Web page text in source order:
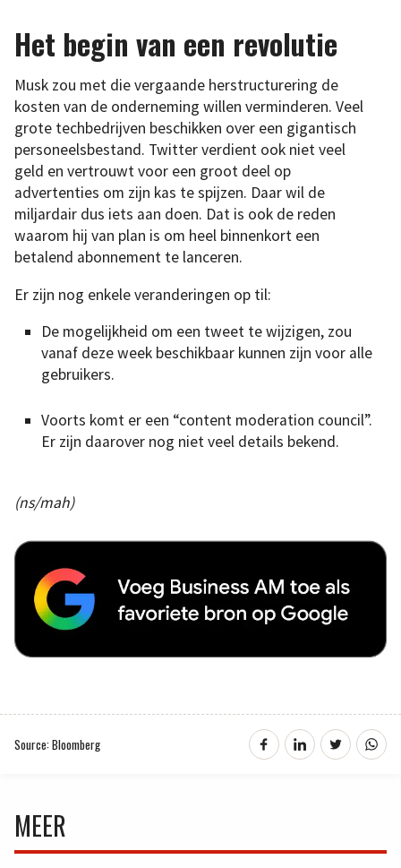
Het begin van een revolutie
Musk zou met die vergaande herstructurering de
kosten van de onderneming willen verminderen. Veel
grote techbedrijven beschikken over een gigantisch
personeelsbestand. Twitter verdient ook niet veel
geld en vertrouwt voor een groot deel op
advertenties om zijn kas te spijzen. Daar wil de
miljardair dus iets aan doen. Dat is ook de reden
waarom hij van plan is om heel binnenkort een
betalend abonnement te lanceren.
Er zijn nog enkele veranderingen op til:
De mogelijkheid om een tweet te wijzigen, zou
vanaf deze week beschikbaar kunnen zijn voor alle
gebruikers.
Voorts komt er een “content moderation council”.
Er zijn daarover nog niet veel details bekend.
(ns/mah)
Source: Bloomberg
MEER